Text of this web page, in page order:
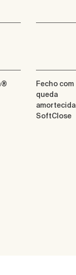
Fecho com
queda
amortecida
SoftClose